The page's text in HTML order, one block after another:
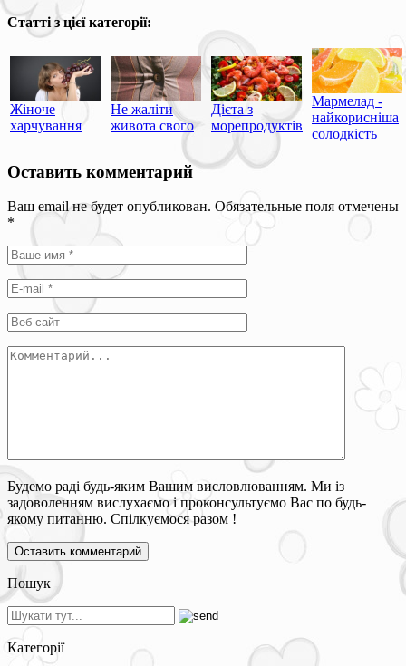
Статті з цієї категорії:
Жіноче
харчування
Не жаліти
живота свого
Дієта з
морепродуктів
Мармелад -
найкорисніша
солодкість
Оставить комментарий
Ваш email не будет опубликован. Обязательные поля отмечены
*
Будемо раді будь-яким Вашим висловлюванням. Ми із
задоволенням вислухаємо і проконсультуємо Вас по будь-
якому питанню. Спілкуємося разом !
Пошук
Категорії